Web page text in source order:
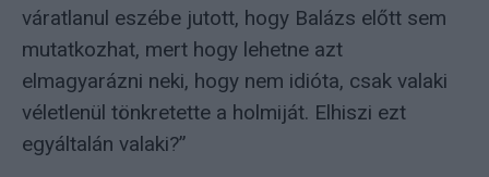
váratlanul eszébe jutott, hogy Balázs előtt sem
mutatkozhat, mert hogy lehetne azt
elmagyarázni neki, hogy nem idióta, csak valaki
véletlenül tönkretette a holmiját. Elhiszi ezt
egyáltalán valaki?”